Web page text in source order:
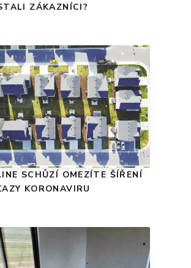
ZÁKAZNÍCI?
SCHŮZÍ OMEZÍTE ŠÍŘENÍ
KORONAVIRU